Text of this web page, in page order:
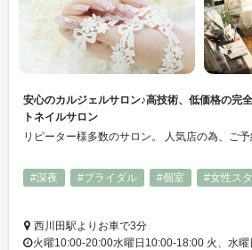
安心のカルジェルサロン♪高技術、低価格の完
トネイルサロン
#深夜
#ブライダル #個室 #女性ス
西川田駅よりお車で3分
火曜10:00-20:00水曜日10:00-18:00 火、水